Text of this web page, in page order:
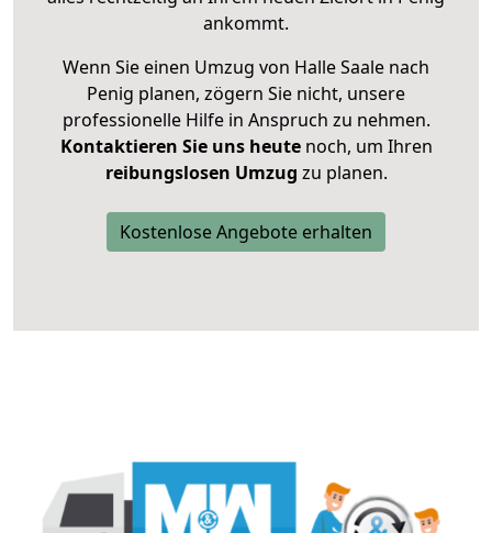
ankommt.
Wenn Sie einen Umzug von Halle Saale nach
Penig planen, zögern Sie nicht, unsere
professionelle Hilfe in Anspruch zu nehmen.
Kontaktieren Sie uns heutenoch, um Ihren
reibungslosen Umzug zu planen.
Kostenlose Angebote erhalten